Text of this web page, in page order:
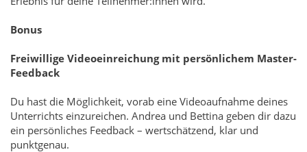
Bonus
Freiwillige Videoeinreichung mit persönlichem Master-
Feedback
Du hast die Möglichkeit, vorab eine Videoaufnahme deines
Unterrichts einzureichen. Andrea und Bettina geben dir dazu
ein persönliches Feedback – wertschätzend, klar und
punktgenau.